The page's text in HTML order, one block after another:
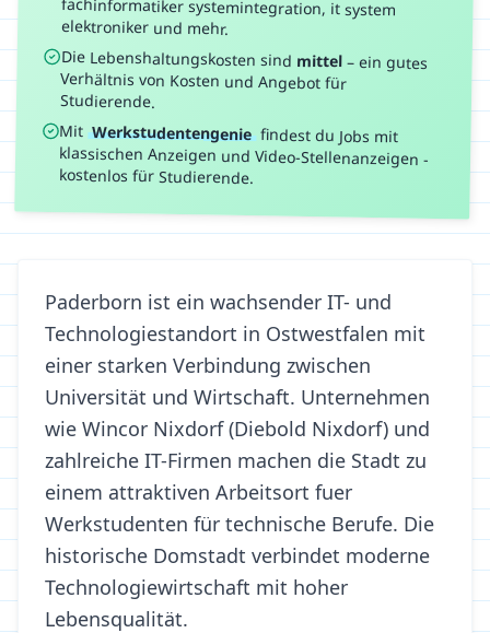
elektronikerund mehr.
Die Lebenshaltungskosten sind mittel– ein gutes
Verhältnis von Kosten und Angebot für
Studierende.
Mit Werkstudentengenie findest du Jobs mit
klassischen Anzeigen und Video-Stellenanzeigen -
kostenlos für Studierende.
Paderborn ist ein wachsender IT- und
Technologiestandort in Ostwestfalen mit
einer starken Verbindung zwischen
Universität und Wirtschaft. Unternehmen
wie Wincor Nixdorf (Diebold Nixdorf) und
zahlreiche IT-Firmen machen die Stadt zu
einem attraktiven Arbeitsort fuer
Werkstudenten für technische Berufe. Die
historische Domstadt verbindet moderne
Technologiewirtschaft mit hoher
Lebensqualität.